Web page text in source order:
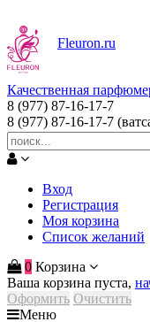
Fleuron.ru
Качественная
8 (977) 87-16-17-7
8 (977) 87-16-17-7
Вход
Регистрация
Моя корзина
Список желаний
0 Корзина
Ваша корзина пуста,
Оформить Очистить
Меню